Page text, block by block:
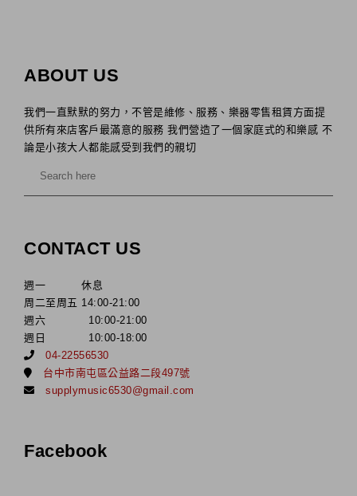
ABOUT US
我們一直默默的努力，不管是維修、服務、樂器零售租賃方面提
供所有來店客戶最滿意的服務 我們營造了一個家庭式的和樂感 不
論是小孩大人都能感受到我們的親切
CONTACT US
週一 休息
周二至周五 14:00-21:00
週六 10:00-21:00
週日 10:00-18:00
04-22556530
台中市南屯區公益路二段497號
supplymusic6530@gmail.com
Facebook